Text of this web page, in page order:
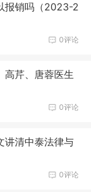
报销吗（2023-2
0评论
高芹、唐蓉医生
0评论
讲清中泰法律与
0评论